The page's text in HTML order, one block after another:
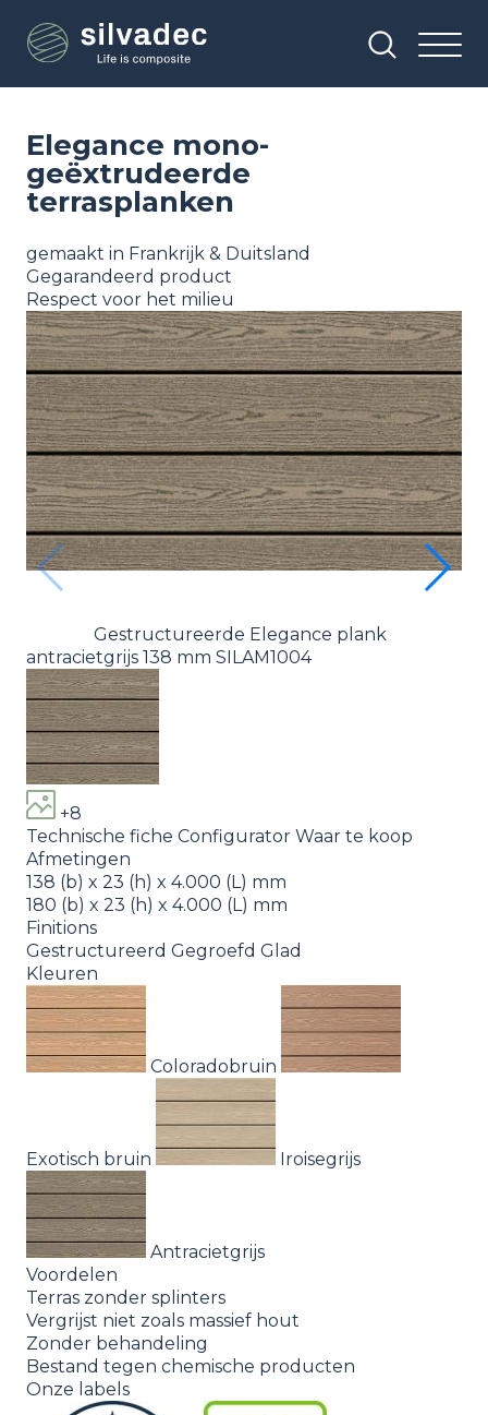
naar
Elegance mono-
geëxtrudeerde
terrasplanken
gemaakt in Frankrijk & Duitsland
Gegarandeerd product
Respect voor het milieu
Gestructureerde Elegance plank
antracietgrijs 138 mm SILAM1004
+8
Technische fiche Configurator Waar te koop
Afmetingen
138 (b) x 23 (h) x 4.000 (L) mm
180 (b) x 23 (h) x 4.000 (L) mm
Finitions
Gestructureerd Gegroefd Glad
Kleuren
Coloradobruin
Exotisch bruin Iroisegrijs
Antracietgrijs
Voordelen
Terras zonder splinters
Vergrijst niet zoals massief hout
Zonder behandeling
Bestand tegen chemische producten
Onze labels